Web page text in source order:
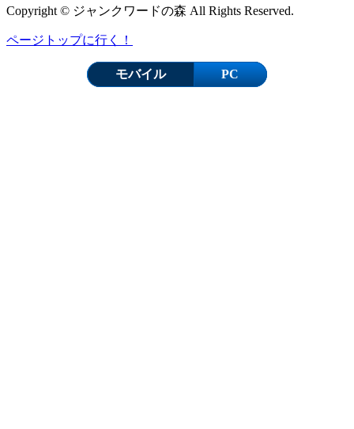
Copyright © ジャンクワードの森 All Rights Reserved.
ページトップに行く！
モバイル PC